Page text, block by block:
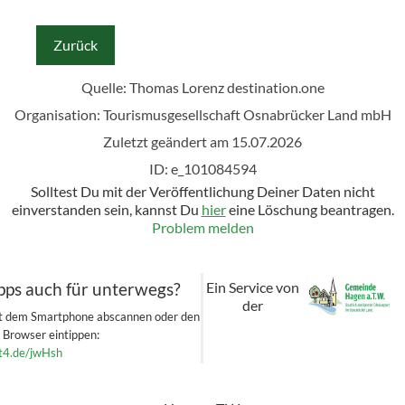
Zurück
Quelle: Thomas Lorenzdestination.one
Organisation: Tourismusgesellschaft Osnabrücker Land mbH
Zuletzt geändert am 15.07.2026
ID: e_101084594
Solltest Du mit der Veröffentlichung Deiner Daten nicht
einverstanden sein, kannst Du hiereine Löschung beantragen.
Problem melden
jwHsh
auch für unterwegs?
dem Smartphone abscannen oder den
Browser eintippen:
Ein Service von
der